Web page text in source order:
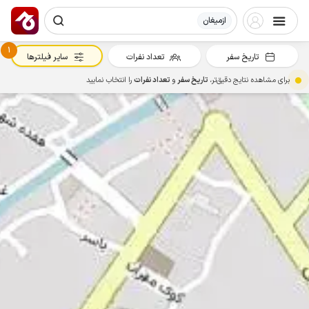
ازمیغان
تاریخ سفر تعداد نفرات
1
سایر فیلترها
برای مشاهده نتایج دقیق‌تر، تاریخ سفرو تعداد نفراترا انتخاب نمایید